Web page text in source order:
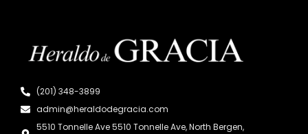
(201) 348-3899
admin@heraldodegracia.com
5510 Tonnelle Ave 5510 Tonnelle Ave, North Bergen,